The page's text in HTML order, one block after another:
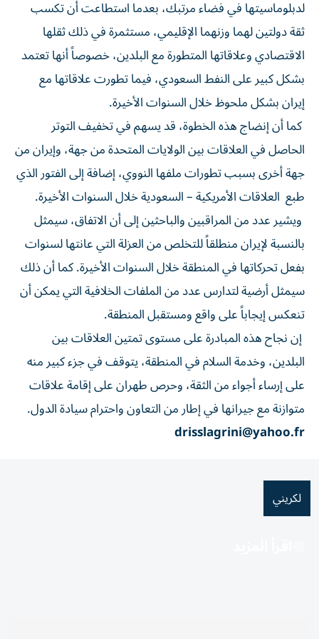
لدبلوماسيتها في فضاء مرتبك، بعدما استطاعت أن تكسب
ثقة دولتين لهما وزنهما الإقليمي، مستثمرة في ذلك ثقلها
الاقتصادي وعلاقاتها المتطورة مع البلدين، خصوصاً أنها تعتمد
بشكل كبير على النفط السعودي، فيما تطورت علاقاتها مع
إيران بشكل ملحوظ خلال السنوات الأخيرة.
كما أن إنضاج هذه الخطوة، قد يسهم في تخفيف التوتر
الحاصل في العلاقات بين الولايات المتحدة من جهة، وإيران من
جهة أخرى بسبب تطورات ملفها النووي، إضافة إلى الفتور الذي
طبع العلاقات الأمريكية – السعودية خلال السنوات الأخيرة.
ويشير عدد من المراقبين والباحثين إلى أن الاتفاق، سيمثل
بالنسبة لإيران منطلقاً للتخلص من العزلة التي عانتها لسنوات
بفعل تحركاتها في المنطقة خلال السنوات الأخيرة. كما أن ذلك
سيمثل أرضية لتدارس عدد من الملفات الخلافية التي يمكن أن
تنعكس إيجاباً على واقع ومستقبل المنطقة.
إن نجاح هذه المبادرة على مستوى تمتين العلاقات بين
البلدين، وخدمة السلام في المنطقة، يتوقف في جزء كبير منه
على إرساء أجواء من الثقة، وحرص طهران على إقامة علاقات
متوازنة مع جيرانها في إطار من التعاون واحترام سيادة الدول.
drisslagrini@yahoo.fr
لكريني